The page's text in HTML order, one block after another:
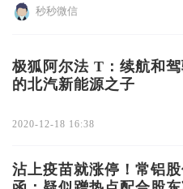
秒秒微信
极狐阿尔法 T：续航和
的北汽新能源之子
2020-12-18 16:38
沾上疫苗就涨停！常铝